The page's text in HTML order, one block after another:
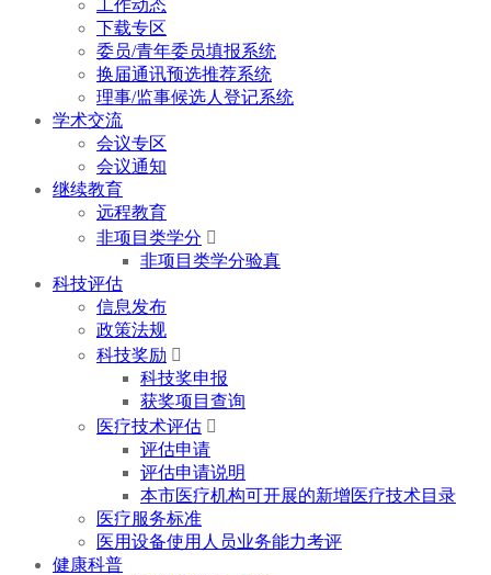
工作动态
下载专区
委员/青年委员填报系统
换届通讯预选推荐系统
理事/监事候选人登记系统
学术交流
会议专区
会议通知
继续教育
远程教育
非项目类学分 
非项目类学分验真
科技评估
信息发布
政策法规
科技奖励 
科技奖申报
获奖项目查询
医疗技术评估 
评估申请
评估申请说明
本市医疗机构可开展的新增医疗技术目录
医疗服务标准
医用设备使用人员业务能力考评
健康科普